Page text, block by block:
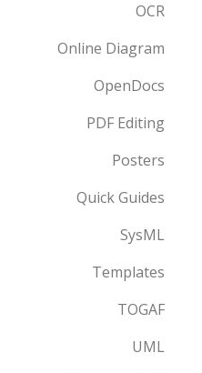
OCR
Online Diagram
OpenDocs
PDF Editing
Posters
Quick Guides
SysML
Templates
TOGAF
UML